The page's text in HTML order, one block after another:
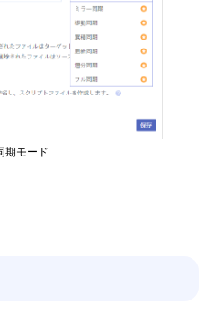
期モード